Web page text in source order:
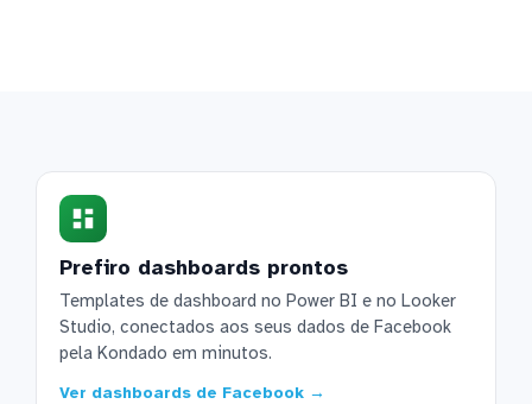
Prefiro dashboards prontos
Templates de dashboard no Power BI e no Looker
Studio, conectados aos seus dados de Facebook
pela Kondado em minutos.
Ver dashboards de Facebook →